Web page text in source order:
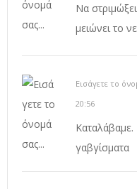
Να
μειώνει το
Εισάγετε το
20:56
Καταλάβαμε.
γαβγίσματα